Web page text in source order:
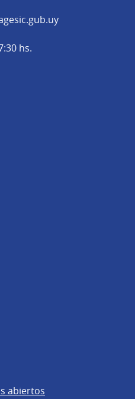
(Abrir en una
hs.
Digital en X
Digital en Facebook
Ciudadana Digital en
abiertos